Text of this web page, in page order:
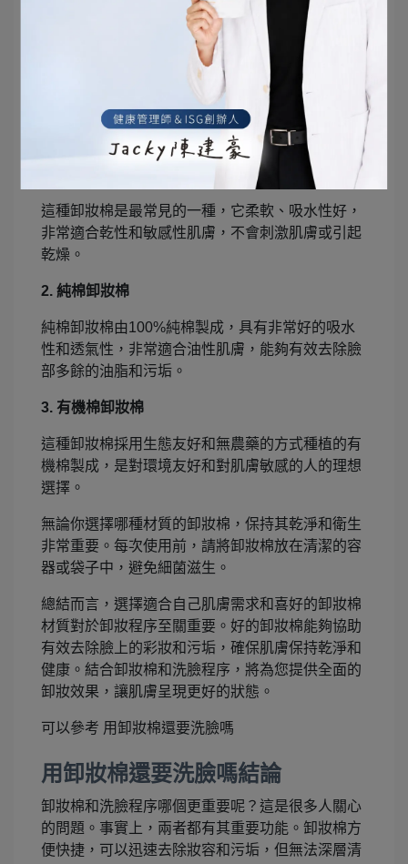
卸妝棉的材質與選擇：不要低估洗臉前
使用卸妝棉的重要性！
卸妝程序中，選擇卸妝棉的材質和適用對象不容忽
視。不同的卸妝棉材質會有不同的效果，如何選擇
適合自己肌膚需求的卸妝棉對於肌膚護理至關重
要。以下介紹幾種常見卸妝棉材質和它們的特點：
這種卸妝棉是最常見的一種，它柔軟、吸水性好，
非常適合乾性和敏感性肌膚，不會刺激肌膚或引起
乾燥。
2. 純棉卸妝棉
純棉卸妝棉由100%純棉製成，具有非常好的吸水
性和透氣性，非常適合油性肌膚，能夠有效去除臉
部多餘的油脂和污垢。
3. 有機棉卸妝棉
這種卸妝棉採用生態友好和無農藥的方式種植的有
機棉製成，是對環境友好和對肌膚敏感的人的理想
選擇。
無論你選擇哪種材質的卸妝棉，保持其乾淨和衛生
非常重要。每次使用前，請將卸妝棉放在清潔的容
器或袋子中，避免細菌滋生。
總結而言，選擇適合自己肌膚需求和喜好的卸妝棉
材質對於卸妝程序至關重要。好的卸妝棉能夠協助
有效去除臉上的彩妝和污垢，確保肌膚保持乾淨和
健康。結合卸妝棉和洗臉程序，將為您提供全面的
卸妝效果，讓肌膚呈現更好的狀態。
可以參考 用卸妝棉還要洗臉嗎
用卸妝棉還要洗臉嗎結論
卸妝棉和洗臉程序哪個更重要呢？這是很多人關心
的問題。事實上，兩者都有其重要功能。卸妝棉方
便快捷，可以迅速去除妝容和污垢，但無法深層清